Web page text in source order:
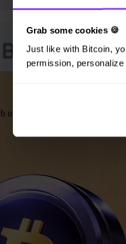
Grab some cookies 🍪
Just like with Bitcoin,
permission,
uitsluitend richt op Bitcoin, het